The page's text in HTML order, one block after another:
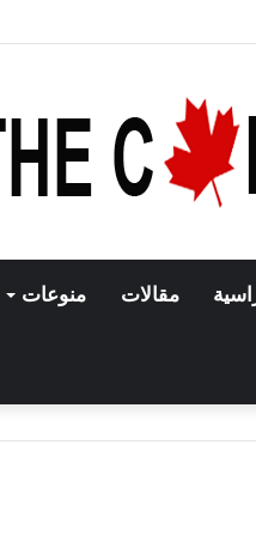
إنستغرام
مقالات منوعات